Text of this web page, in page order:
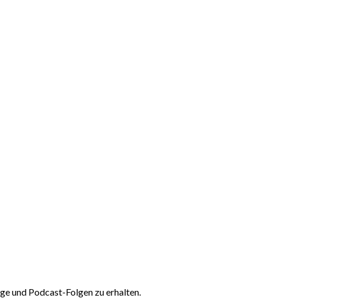
und Podcast-Folgen zu erhalten.